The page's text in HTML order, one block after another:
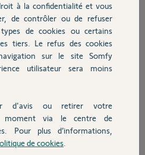
RTS dans le moteur ?
problème ? Si oui je suppose que la
du moteur ?
fil de discussion
à la confidentialité et vous
de contrôler ou de refuser
de cookies ou certains
tiers. Le refus des cookies
sur le site Somfy
utilisateur sera moins
d'avis ou retirer votre
moment via le centre de
Pour plus d’informations,
de cookies